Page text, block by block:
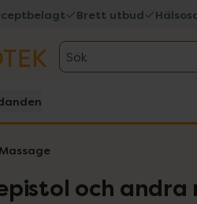
Brett utbud
Sök
Massage
och andra